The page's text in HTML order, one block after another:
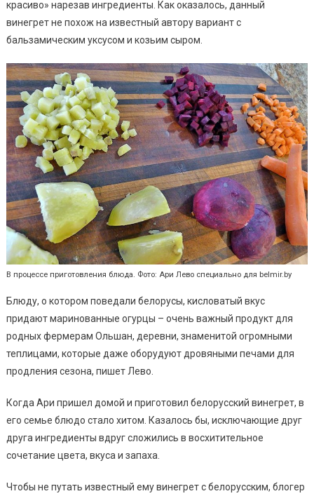
красиво» нарезав ингредиенты. Как оказалось, данный
винегрет не похож на известный автору вариант с
бальзамическим уксусом и козьим сыром.
В процессе приготовления блюда. Фото: Ари Лево специально для belmir.by
Блюду, о котором поведали белорусы, кисловатый вкус
придают маринованные огурцы – очень важный продукт для
родных фермерам Ольшан, деревни, знаменитой огромными
теплицами, которые даже оборудуют дровяными печами для
продления сезона, пишет Лево.
Когда Ари пришел домой и приготовил белорусский винегрет, в
его семье блюдо стало хитом. Казалось бы, исключающие друг
друга ингредиенты вдруг сложились в восхитительное
сочетание цвета, вкуса и запаха.
Чтобы не путать известный ему винегрет с белорусским, блогер